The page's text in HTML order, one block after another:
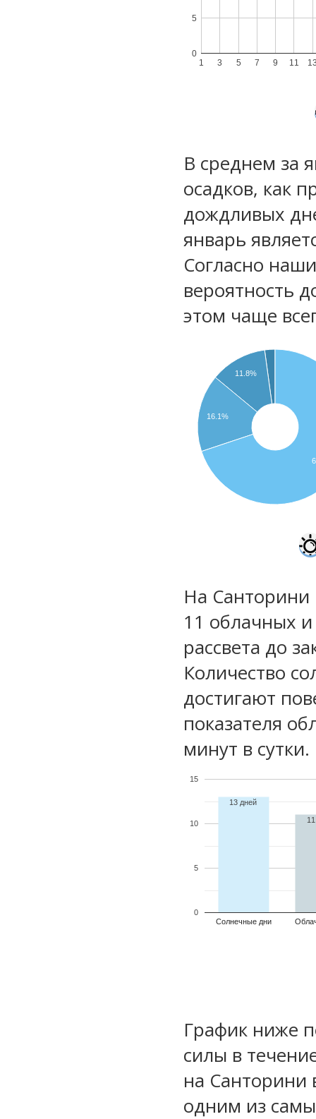
1 3 5 7 9 11
0
5
В среднем за
осадков, как
дождливых
январь
Согласно
вероятность
этом чаще
11.8%
16.1%
На Санторини
11 облачных
рассвета до
Количество
достигают
показателя
минут в сутки.
Солнечные дни
0
5
10
15
13 дней
График ниже
силы в
на Санторини
одним из